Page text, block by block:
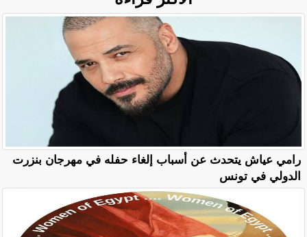
رامي عياش يتحدث عن أسباب إلغاء حفله في مهرجان بنزرت
الدولي في تونس